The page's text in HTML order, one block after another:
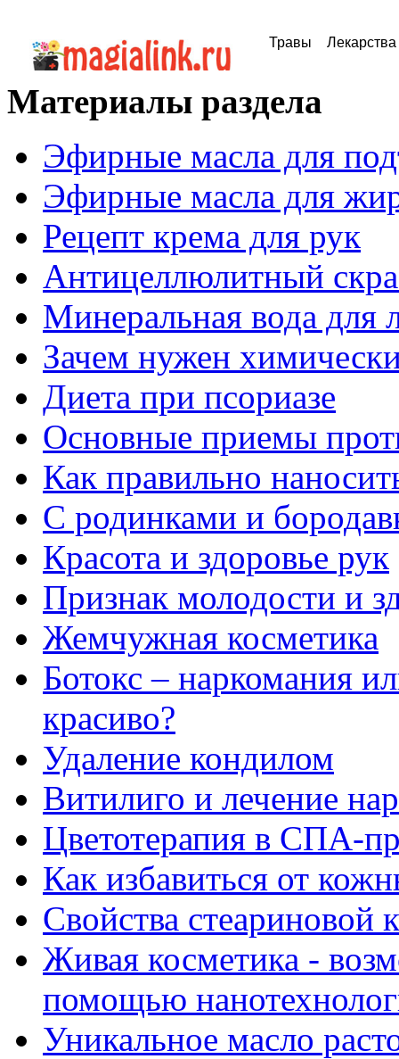
Травы Лекарства
Материалы раздела
Эфирные масла для
Эфирные масла для
Рецепт крема для рук
Антицеллюлитный
Минеральная вода для
Зачем нужен
Диета при псориазе
Основные приемы
Как правильно
С родинками и
Красота и здоровье рук
Признак молодости и
Жемчужная косметика
Ботокс – наркомания
красиво?
Удаление кондилом
Витилиго и лечение
Цветотерапия в СПА-
Как избавиться от
Свойства стеариновой
Живая косметика -
помощью
Уникальное масло